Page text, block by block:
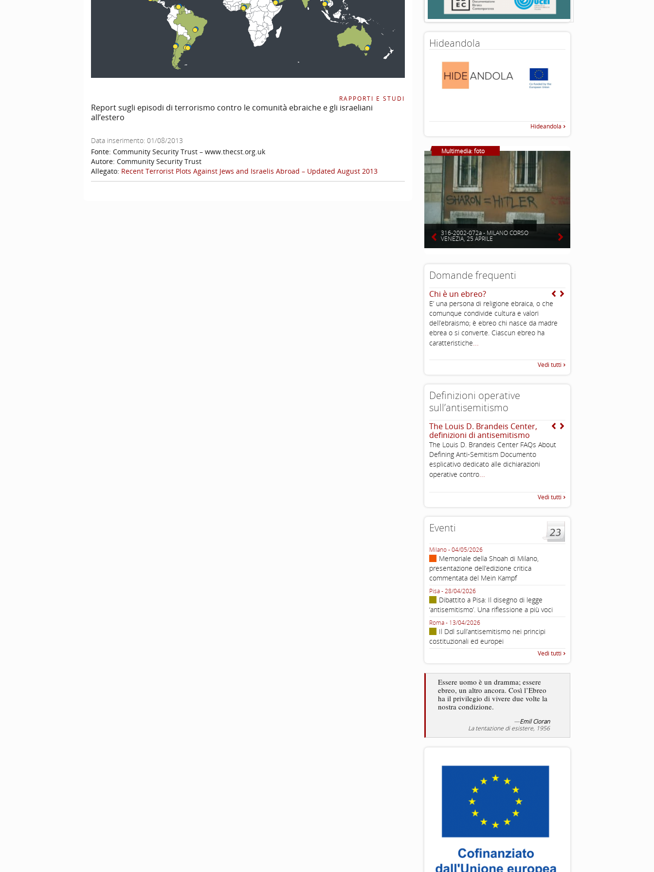
RAPPORTI E STUDI
Report sugli episodi di terrorismo contro le comunità ebraiche e gli israeliani
all’estero
Data inserimento: 01/08/2013
Fonte: Community Security Trust – www.thecst.org.uk
Autore: Community Security Trust
Allegato: Recent Terrorist Plots Against Jews and Israelis Abroad – Updated August 2013
Hideandola
Hideandola
Multimedia: foto
316-2002-072a - MILANO CORSO
VENEZIA, 25 APRILE
Domande frequenti
Chi è un ebreo?
E’ una persona di religione ebraica, o che
comunque condivide cultura e valori
dell’ebraismo; è ebreo chi nasce da madre
ebrea o si converte. Ciascun ebreo ha
caratteristiche...
Vedi tutti
Definizioni operative
sull’antisemitismo
The Louis D. Brandeis Center,
definizioni di antisemitismo
The Louis D. Brandeis Center FAQs About
Defining Anti-Semitism Documento
esplicativo dedicato alle dichiarazioni
operative contro...
Vedi tutti
Eventi
Milano - 04/05/2026
Memoriale della Shoah di Milano,
presentazione dell’edizione critica
commentata del Mein Kampf
Pisa - 28/04/2026
Dibattito a Pisa: Il disegno di legge
‘antisemitismo’. Una riflessione a più voci
Roma - 13/04/2026
Il Ddl sull’antisemitismo nei principi
costituzionali ed europei
Vedi tutti
Essere uomo è un dramma; essere
ebreo, un altro ancora. Così l’Ebreo
ha il privilegio di vivere due volte la
nostra condizione.
—Emil Cioran
La tentazione di esistere, 1956